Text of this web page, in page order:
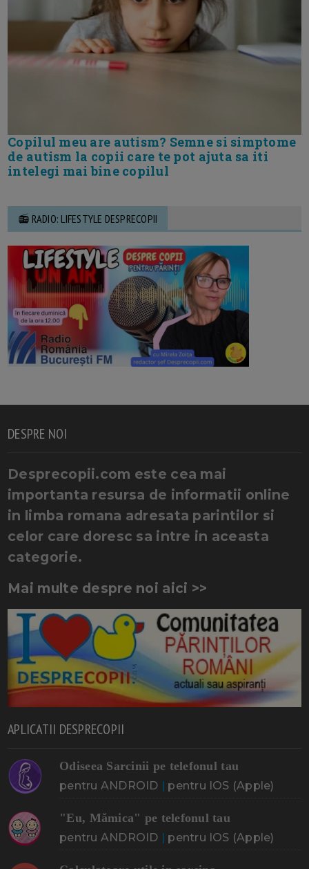
Copilul meu are autism? Semne si simptome
de autism la copii care te pot ajuta sa iti
intelegi mai bine copilul
📻 RADIO: LIFESTYLE DESPRECOPII
DESPRE NOI
Desprecopii.com este cea mai
importanta resursa de informatii online
in limba romana adresata parintilor si
celor care doresc sa intre in aceasta
categorie.
Mai multe despre noi aici >>
APLICATII DESPRECOPII
Odiseea Sarcinii pe telefonul tau
pentru ANDROID | pentru IOS (Apple)
"Eu, Mămica" pe telefonul tau
pentru ANDROID | pentru IOS (Apple)